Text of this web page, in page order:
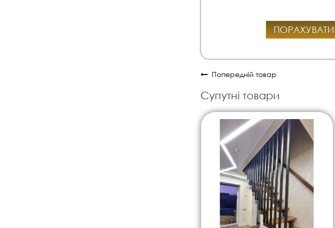
ПОРАХУВАТИ
Попередній товар
Супутні товари